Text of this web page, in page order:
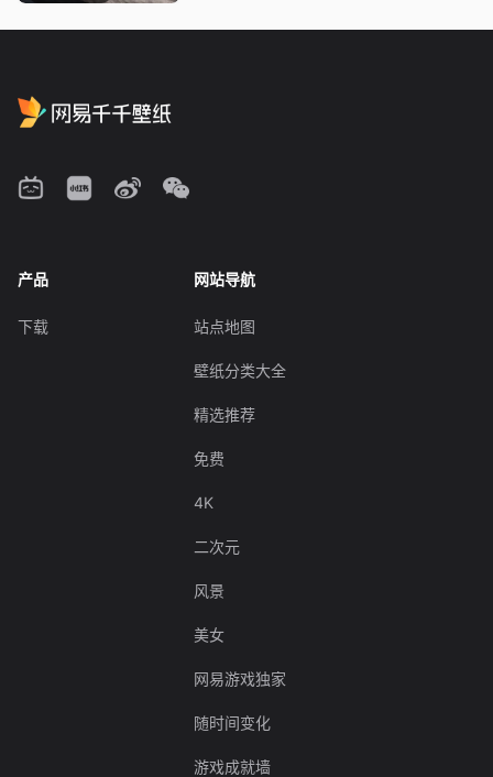
产品
下载
网站导航
站点地图
壁纸分类大全
精选推荐
免费
4K
二次元
风景
美女
网易游戏独家
随时间变化
游戏成就墙